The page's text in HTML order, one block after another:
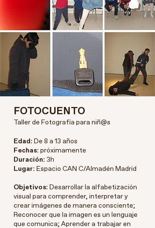
FOTOCUENTO
Edad: De 8 a 13 años
Fechas: próximamente
Duración: 3h
Lugar: Espacio CAN C/Almadén Madrid
Objetivos: Desarrollar la alfabetización
visual para comprender, interpretar y
crear imágenes de manera consciente;
Reconocer que la imagen es un lenguaje
que comunica; Aprender a trabajar en
Taller de Fotografía para niñ@s